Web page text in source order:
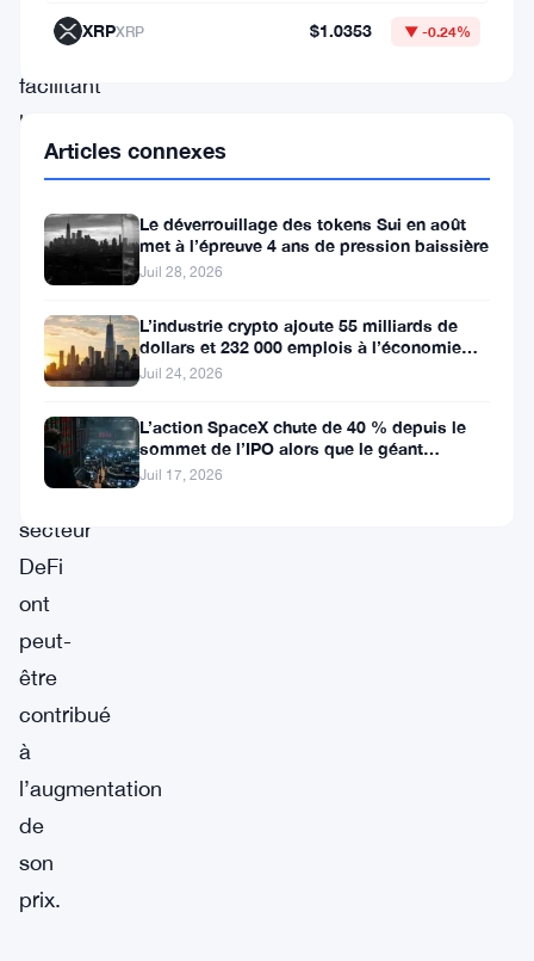
l’espace
DeFi,
facilitant
les
échanges
tokens
sans
Les
récents
développements
dans
secteur
DeFi
ont
peut-
être
contribué
à
l’augmentation
de
son
prix.
XRPXRP $1.0353 ▼ -0.24%
Articles connexes
Le déverrouillage des tokens Sui en août
met à l’épreuve 4 ans de pression baissière
Juil 28, 2026
L’industrie crypto ajoute 55 milliards de
dollars et 232 000 emplois à l’économie
américaine
Juil 24, 2026
L’action SpaceX chute de 40 % depuis le
sommet de l’IPO alors que le géant
aérospatial d’Elon Musk fait face
Juil 17, 2026